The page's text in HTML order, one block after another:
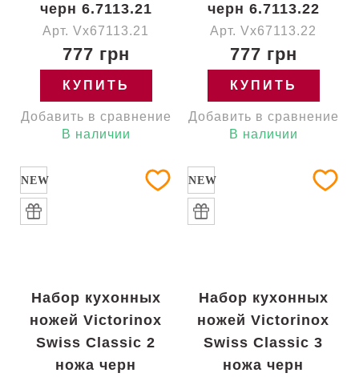
черн 6.7113.21
Арт. Vx67113.21
777 грн
КУПИТЬ
Добавить в сравнение
В наличии
черн 6.7113.22
Арт. Vx67113.22
777 грн
КУПИТЬ
Добавить в сравнение
В наличии
NEW
Набор кухонных
ножей Victorinox
Swiss Classic 2
ножа черн
NEW
Набор кухонных
ножей Victorinox
Swiss Classic 3
ножа черн